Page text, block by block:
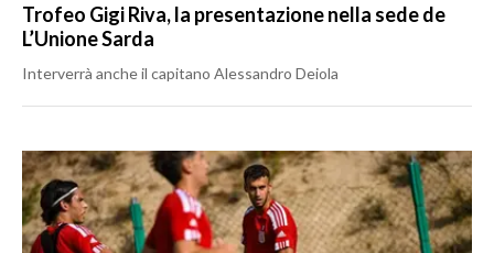
Trofeo Gigi Riva, la presentazione nella sede de
L’Unione Sarda
Interverrà anche il capitano Alessandro Deiola